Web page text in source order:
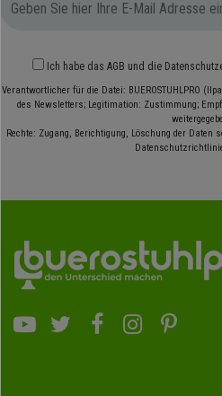
Ich habe das AGB und die
Verantwortlicher für die Datei: BUEROSTUHLPRO
des Newsletters; Legitimation: Zustimmung;
Rechte: Zugang, Berichtigung, Löschung der